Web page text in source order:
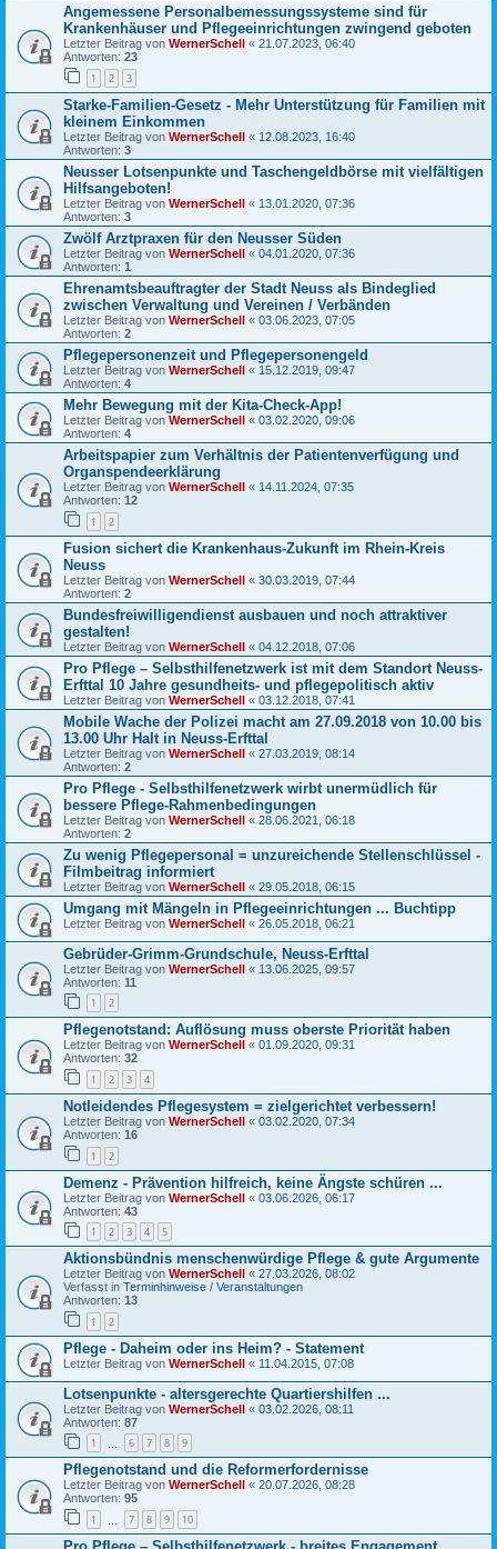
Angemessene Personalbemessungssysteme sind für
Krankenhäuser und Pflegeeinrichtungen zwingend geboten
Letzter Beitrag von WernerSchell « 21.07.2023, 06:40
Antworten: 23
1 2 3
Starke-Familien-Gesetz - Mehr Unterstützung für Familien mit
kleinem Einkommen
Letzter Beitrag von WernerSchell « 12.08.2023, 16:40
Antworten: 3
Neusser Lotsenpunkte und Taschengeldbörse mit vielfältigen
Hilfsangeboten!
Letzter Beitrag von WernerSchell « 13.01.2020, 07:36
Antworten: 3
Zwölf Arztpraxen für den Neusser Süden
Letzter Beitrag von WernerSchell « 04.01.2020, 07:36
Antworten: 1
Ehrenamtsbeauftragter der Stadt Neuss als Bindeglied
zwischen Verwaltung und Vereinen / Verbänden
Letzter Beitrag von WernerSchell « 03.06.2023, 07:05
Antworten: 2
Pflegepersonenzeit und Pflegepersonengeld
Letzter Beitrag von WernerSchell « 15.12.2019, 09:47
Antworten: 4
Mehr Bewegung mit der Kita-Check-App!
Letzter Beitrag von WernerSchell « 03.02.2020, 09:06
Antworten: 4
Arbeitspapier zum Verhältnis der Patientenverfügung und
Organspendeerklärung
Letzter Beitrag von WernerSchell « 14.11.2024, 07:35
Antworten: 12
1 2
Fusion sichert die Krankenhaus-Zukunft im Rhein-Kreis
Neuss
Letzter Beitrag von WernerSchell « 30.03.2019, 07:44
Antworten: 2
Bundesfreiwilligendienst ausbauen und noch attraktiver
gestalten!
Letzter Beitrag von WernerSchell « 04.12.2018, 07:06
Pro Pflege – Selbsthilfenetzwerk ist mit dem Standort Neuss-
Erfttal 10 Jahre gesundheits- und pflegepolitisch aktiv
Letzter Beitrag von WernerSchell « 03.12.2018, 07:41
Mobile Wache der Polizei macht am 27.09.2018 von 10.00 bis
13.00 Uhr Halt in Neuss-Erfttal
Letzter Beitrag von WernerSchell « 27.03.2019, 08:14
Antworten: 2
Pro Pflege - Selbsthilfenetzwerk wirbt unermüdlich für
bessere Pflege-Rahmenbedingungen
Letzter Beitrag von WernerSchell « 28.06.2021, 06:18
Antworten: 2
Zu wenig Pflegepersonal = unzureichende Stellenschlüssel -
Filmbeitrag informiert
Letzter Beitrag von WernerSchell « 29.05.2018, 06:15
Umgang mit Mängeln in Pflegeeinrichtungen ... Buchtipp
Letzter Beitrag von WernerSchell « 26.05.2018, 06:21
Gebrüder-Grimm-Grundschule, Neuss-Erfttal
Letzter Beitrag von WernerSchell « 13.06.2025, 09:57
Antworten: 11
1 2
Pflegenotstand: Auflösung muss oberste Priorität haben
Letzter Beitrag von WernerSchell « 01.09.2020, 09:31
Antworten: 32
1 2 3 4
Notleidendes Pflegesystem = zielgerichtet verbessern!
Letzter Beitrag von WernerSchell « 03.02.2020, 07:34
Antworten: 16
1 2
Demenz - Prävention hilfreich, keine Ängste schüren ...
Letzter Beitrag von WernerSchell « 03.06.2026, 06:17
Antworten: 43
1 2 3 4 5
Aktionsbündnis menschenwürdige Pflege & gute Argumente
Letzter Beitrag von WernerSchell « 27.03.2026, 08:02
Verfasst in Terminhinweise / Veranstaltungen
Antworten: 13
1 2
Pflege - Daheim oder ins Heim? - Statement
Letzter Beitrag von WernerSchell « 11.04.2015, 07:08
Lotsenpunkte - altersgerechte Quartiershilfen ...
Letzter Beitrag von WernerSchell « 03.02.2026, 08:11
Antworten: 87
1 6 7 8 9
Pflegenotstand und die Reformerfordernisse
Letzter Beitrag von WernerSchell « 20.07.2026, 08:28
Antworten: 95
1 7 8 9 10